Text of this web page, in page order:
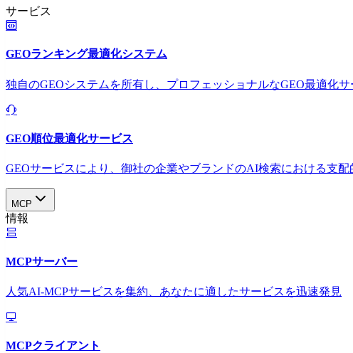
サービス
GEOランキング最適化システム
独自のGEOシステムを所有し、プロフェッショナルなGEO最適化
GEO順位最適化サービス
GEOサービスにより、御社の企業やブランドのAI検索における支配
MCP
情報
MCPサーバー
人気AI-MCPサービスを集約、あなたに適したサービスを迅速発見
MCPクライアント